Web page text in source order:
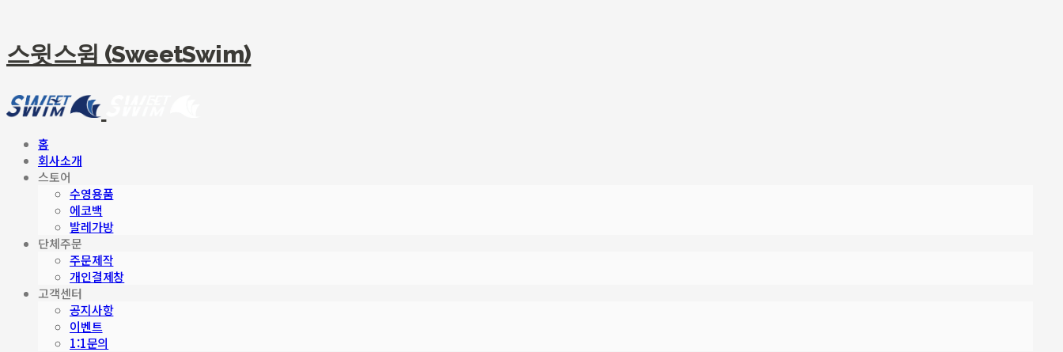
스윗스윔 (SweetSwim)
홈
회사소개
스토어
수영용품
에코백
발레가방
단체주문
주문제작
개인결제창
고객센터
공지사항
이벤트
1:1문의